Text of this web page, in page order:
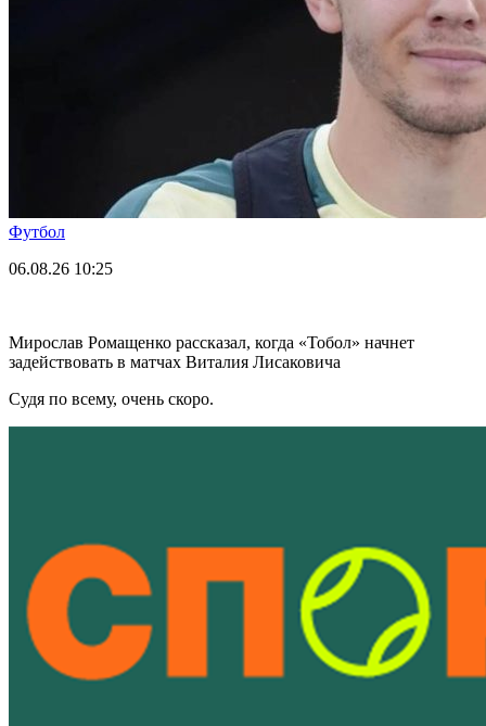
Футбол
06.08.26 10:25
Мирослав Ромащенко рассказал, когда «Тобол» начнет
задействовать в матчах Виталия Лисаковича
Судя по всему, очень скоро.